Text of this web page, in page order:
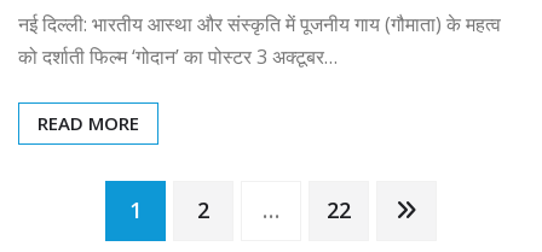
नई दिल्ली: भारतीय आस्था और संस्कृति में पूजनीय गाय (गौमाता) के महत्व
को दर्शाती फिल्म ‘गोदान’ का पोस्टर 3 अक्टूबर…
READ MORE
Posts
1 2 … 22